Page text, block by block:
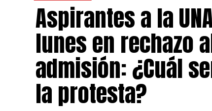
Aspirantes a la
lunes en rechazo
admisión: ¿Cuál
la protesta?